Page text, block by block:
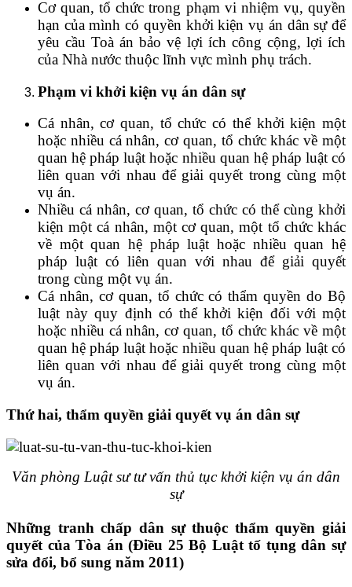
Cơ quan, tổ chức trong phạm vi nhiệm vụ, quyền
hạn của mình có quyền khởi kiện vụ án dân sự để
yêu cầu Toà án bảo vệ lợi ích công cộng, lợi ích
của Nhà nước thuộc lĩnh vực mình phụ trách.
Phạm vi khởi kiện vụ án dân sự
Cá nhân, cơ quan, tổ chức có thể khởi kiện một
hoặc nhiều cá nhân, cơ quan, tổ chức khác về một
quan hệ pháp luật hoặc nhiều quan hệ pháp luật có
liên quan với nhau để giải quyết trong cùng một
vụ án.
Nhiều cá nhân, cơ quan, tổ chức có thể cùng khởi
kiện một cá nhân, một cơ quan, một tổ chức khác
về một quan hệ pháp luật hoặc nhiều quan hệ
pháp luật có liên quan với nhau để giải quyết
trong cùng một vụ án.
Cá nhân, cơ quan, tổ chức có thẩm quyền do Bộ
luật này quy định có thể khởi kiện đối với một
hoặc nhiều cá nhân, cơ quan, tổ chức khác về một
quan hệ pháp luật hoặc nhiều quan hệ pháp luật có
liên quan với nhau để giải quyết trong cùng một
vụ án.
Thứ hai, thẩm quyền giải quyết vụ án dân sự
Văn phòng Luật sư tư vấn thủ tục khởi kiện vụ án dân
sự
Những tranh chấp dân sự thuộc thẩm quyền giải
quyết của Tòa án (Điều 25 Bộ Luật tố tụng dân sự
sửa đổi, bổ sung năm 2011)